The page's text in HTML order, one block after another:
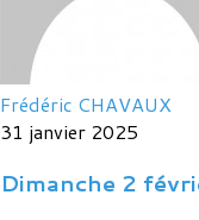
Frédéric CHAVAUX
31 janvier 2025
Dimanche 2